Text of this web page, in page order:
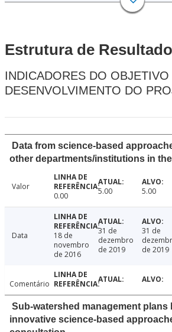
Estrutura de
INDICADORES DO OBJETIVO
DESENVOLVIMENTO DO
Data from science-based
other departments/institutions in
Valor
0.00
5.00 5.00
Data
18 de
novembro
de 2016
31 de
dezembro
de 2019
31 de
de 2019
Comentário
Sub-watershed management plans
innovative science-based